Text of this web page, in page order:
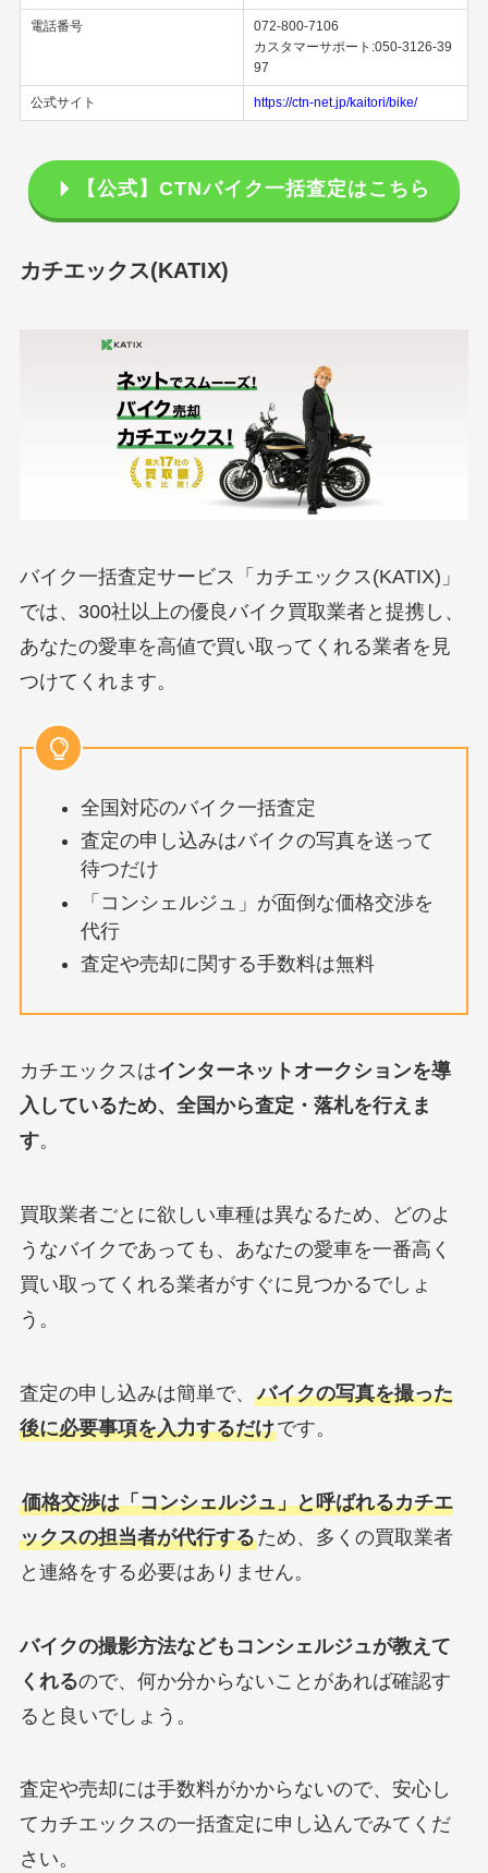
電話番号
072-800-7106
カスタマーサポート:050-3126-39
97
公式サイト https://ctn-net.jp/kaitori/bike/
【公式】CTNバイク一括査定はこちら
カチエックス(KATIX)
バイク一括査定サービス「カチエックス(KATIX)」
では、300社以上の優良バイク買取業者と提携し、
あなたの愛車を高値で買い取ってくれる業者を見
つけてくれます。
全国対応のバイク一括査定
査定の申し込みはバイクの写真を送って
待つだけ
「コンシェルジュ」が面倒な価格交渉を
代行
査定や売却に関する手数料は無料
カチエックスはインターネットオークションを導
入しているため、全国から査定・落札を行えま
す。
買取業者ごとに欲しい車種は異なるため、どのよ
うなバイクであっても、あなたの愛車を一番高く
買い取ってくれる業者がすぐに見つかるでしょ
う。
査定の申し込みは簡単で、 バイクの写真を撮った
後に必要事項を入力するだけです。
価格交渉は「コンシェルジュ」と呼ばれるカチエ
ックスの担当者が代行するため、多くの買取業者
と連絡をする必要はありません。
バイクの撮影方法などもコンシェルジュが教えて
くれるので、何か分からないことがあれば確認す
ると良いでしょう。
査定や売却には手数料がかからないので、安心し
てカチエックスの一括査定に申し込んでみてくだ
さい。